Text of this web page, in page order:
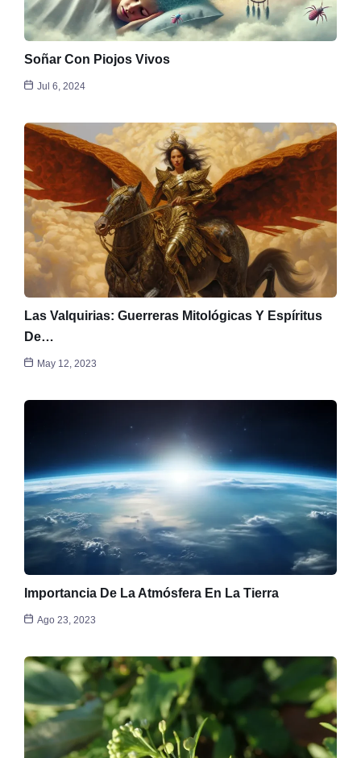
Soñar Con Piojos Vivos
Jul 6, 2024
Las Valquirias: Guerreras Mitológicas Y Espíritus
De…
May 12, 2023
Importancia De La Atmósfera En La Tierra
Ago 23, 2023